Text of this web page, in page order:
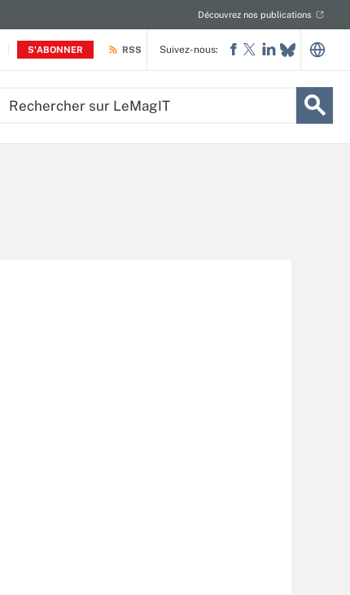
S'ABONNER
Découvrez nos publications
RSS Suivez-nous: